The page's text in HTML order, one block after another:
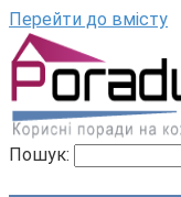
Перейти до вмісту
Пошук: